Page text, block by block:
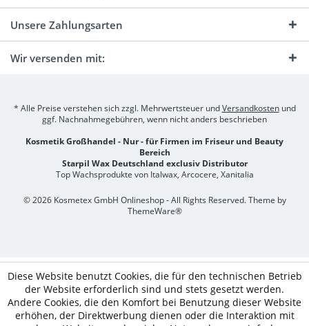
Unsere Zahlungsarten
Wir versenden mit:
* Alle Preise verstehen sich zzgl. Mehrwertsteuer undVersandkostenund
ggf. Nachnahmegebühren, wenn nicht anders beschrieben
Kosmetik Großhandel - Nur - für Firmen im Friseur und Beauty
Bereich
Starpil Wax Deutschland exclusiv Distributor
Top Wachsprodukte von Italwax, Arcocere, Xanitalia
© 2026 Kosmetex GmbH Onlineshop - All Rights Reserved. Theme by
ThemeWare®
Diese Website benutzt Cookies, die für den technischen Betrieb
der Website erforderlich sind und stets gesetzt werden.
Andere Cookies, die den Komfort bei Benutzung dieser Website
erhöhen, der Direktwerbung dienen oder die Interaktion mit